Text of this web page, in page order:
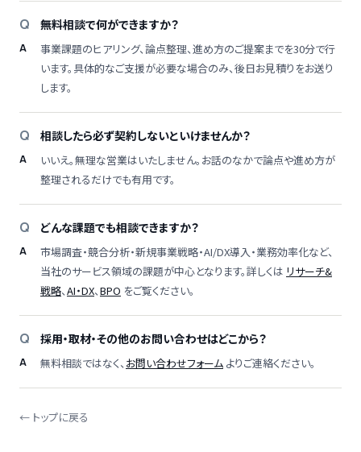
無料相談で何ができますか？
事業課題のヒアリング、論点整理、進め方のご提案までを30分で行
います。具体的なご支援が必要な場合のみ、後日お見積りをお送り
します。
相談したら必ず契約しないといけませんか？
いいえ。無理な営業はいたしません。お話のなかで論点や進め方が
整理されるだけでも有用です。
どんな課題でも相談できますか？
市場調査・競合分析・新規事業戦略・AI/DX導入・業務効率化など、
当社のサービス領域の課題が中心となります。詳しくは リサーチ&
戦略、AI・DX、BPO をご覧ください。
採用・取材・その他のお問い合わせはどこから？
無料相談ではなく、 お問い合わせフォーム よりご連絡ください。
← トップに戻る